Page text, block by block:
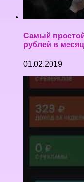
Самый простой
рублей в месяц
01.02.2019